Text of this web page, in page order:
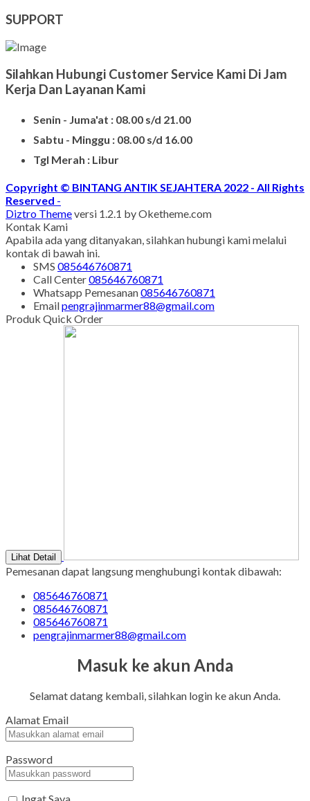
SUPPORT
Silahkan Hubungi Customer Service Kami Di Jam
Kerja Dan Layanan Kami
Senin - Juma'at : 08.00 s/d 21.00
Sabtu - Minggu : 08.00 s/d 16.00
Tgl Merah : Libur
Copyright © BINTANG ANTIK SEJAHTERA 2022 - All Rights
Reserved -
Diztro Themeversi 1.2.1 by Oketheme.com
Kontak Kami
Apabila ada yang ditanyakan, silahkan hubungi kami melalui
kontak di bawah ini.
SMS 085646760871
Call Center085646760871
Whatsapp Pemesanan085646760871
Emailpengrajinmarmer88@gmail.com
Produk Quick Order
Lihat Detail
Pemesanan dapat langsung menghubungi kontak dibawah:
085646760871
085646760871
085646760871
pengrajinmarmer88@gmail.com
Masuk ke akun Anda
Selamat datang kembali, silahkan login ke akun Anda.
Alamat Email
Password